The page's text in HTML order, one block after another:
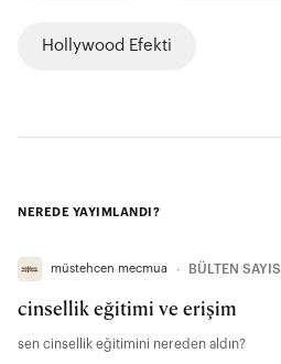
Hollywood Efekti
NEREDE YAYIMLANDI?
müstehcen mecmua ∙ BÜLTEN SAYISI
cinsellik eğitimi ve erişim
sen cinsellik eğitimini nereden aldın?